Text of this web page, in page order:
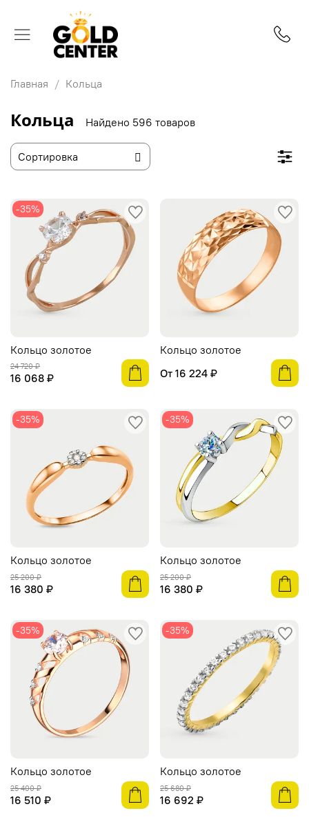
Главная Кольца
Кольца Найдено 596 товаров
-35%
Кольцо золотое
24 720 ₽
16 068 ₽
Кольцо золотое
От 16 224 ₽
-35%
Кольцо золотое
25 200 ₽
16 380 ₽
-35%
Кольцо золотое
25 200 ₽
16 380 ₽
-35%
Кольцо золотое
25 400 ₽
16 510 ₽
-35%
Кольцо золотое
25 680 ₽
16 692 ₽